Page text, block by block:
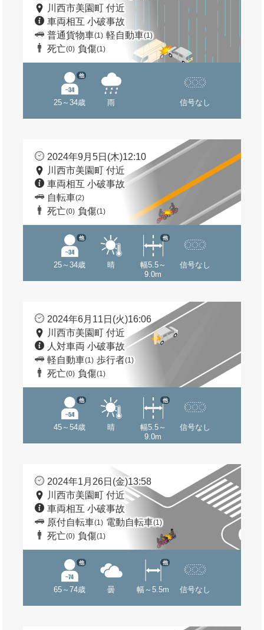
川西市美園町 付近
車両相互 小破事故
普通貨物車(1) 軽自動車(1)
死亡(0) 負傷(1)
25～34歳
他
雨 信号なし
2024年9月5日(木)12:10
川西市美園町 付近
車両相互 小破事故
自転車(2)
死亡(0) 負傷(1)
25～34歳
他
晴
幅5.5～
9.0m
他
信号なし
2024年6月11日(火)16:06
川西市美園町 付近
人対車両 小破事故
軽自動車(1) 歩行者(1)
死亡(0) 負傷(1)
45～54歳
他
晴
幅5.5～
9.0m
他
信号なし
2024年1月26日(金)13:58
川西市美園町 付近
車両相互 小破事故
原付自転車(1) 電動自転車(1)
死亡(0) 負傷(1)
65～74歳
他
曇 幅～5.5m
他
信号なし